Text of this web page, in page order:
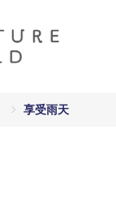
享受雨天